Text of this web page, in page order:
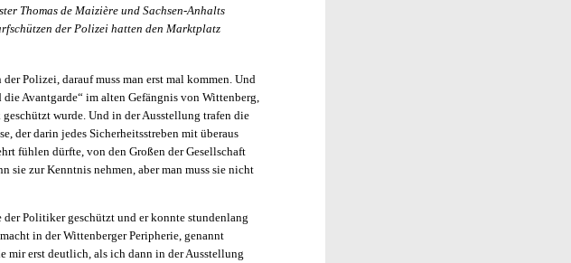
Thomas de Maizière und Sachsen-Anhalts
der Polizei hatten den Marktplatz
Polizei, darauf muss man erst mal kommen. Und
Avantgarde“ im alten Gefängnis von Wittenberg,
wurde. Und in der Ausstellung trafen die
der darin jedes Sicherheitsstreben mit überaus
fühlen dürfte, von den Großen der Gesellschaft
sie zur Kenntnis nehmen, aber man muss sie nicht
Politiker geschützt und er konnte stundenlang
in der Wittenberger Peripherie, genannt
mir erst deutlich, als ich dann in der Ausstellung